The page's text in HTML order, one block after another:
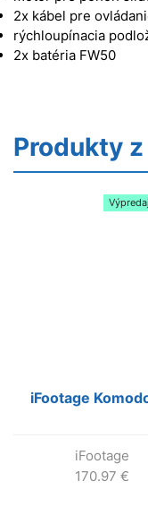
2x kábel pre
rýchloupínacia
2x batéria FW50
Produkty
iFootage
iFootage
170.97 €